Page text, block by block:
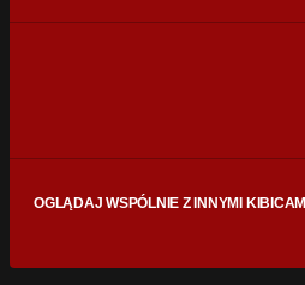
OGLĄDAJ WSPÓLNIE Z INNYMI KIBICAMI